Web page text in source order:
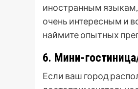
иностранным
очень интересным и
наймите опытных
6. Мини-
Если ваш город